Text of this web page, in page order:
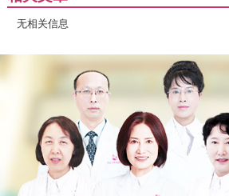
无相关信息